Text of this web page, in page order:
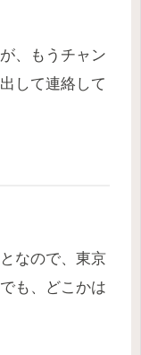
、もうチャン
して連絡して
なので、東京
も、どこかは